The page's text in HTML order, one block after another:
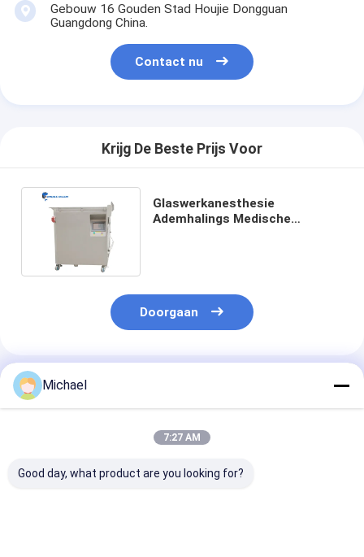
Gebouw 16 Gouden Stad Houjie Dongguan
Guangdong China.
Contact nu
Krijg De Beste Prijs Voor
Glaswerkanesthesie
Ademhalings Medische
Doorgaan
Geadviseerde Producten
Michael
7:27 AM
Good day, what product are you looking for?